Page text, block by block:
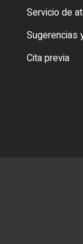
Servicio de
Sugerencias
Cita previa